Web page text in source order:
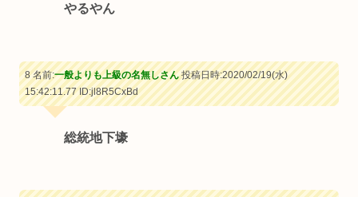
やるやん
8 名前:一般よりも上級の名無しさん投稿日時:2020/02/19(水)
15:42:11.77ID:jl8R5CxBd
総統地下壕